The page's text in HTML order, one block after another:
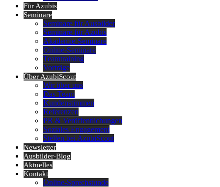
Für Azubis
Seminare
Seminare für Ausbilder
Seminare für Azubis
Akademie-Seminare
Online-Seminare
Teamtraining
Vorträge
Über AzubiScout
Wir über uns
Das Team
Kundenstimmen
Referenzen
PR & Veröffentlichungen
Soziales Engagement
Stellen bei AzubiScout
Newsletter
Ausbilder-Blog
Aktuelles
Kontakt
Online-Sprechstunde